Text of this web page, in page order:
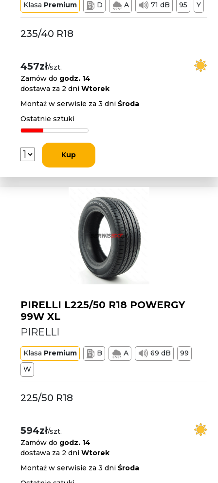
Klasa Premium D A 71 dB 95 Y
235/40 R18
457zł/szt.
Zamów do godz. 14
dostawa za 2 dniWtorek
Montaż w serwisie za 3 dniŚroda
Ostatnie sztuki
Kup
PIRELLI L225/50 R18 POWERGY
99W XL
PIRELLI
Klasa Premium B A 69 dB
99
W
225/50 R18
594zł/szt.
Zamów do godz. 14
dostawa za 2 dniWtorek
Montaż w serwisie za 3 dniŚroda